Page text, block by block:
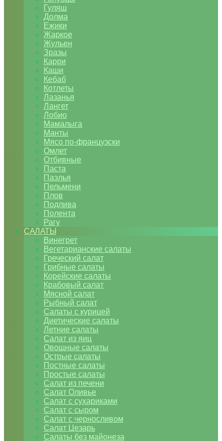
Гуляш
Долма
Ежики
Жаркое
Жульен
Зразы
Карри
Каши
Кебаб
Котлеты
Лазанья
Лангет
Лобио
Мамалыга
Манты
Мясо по-французски
Омлет
Отбивные
Паста
Паэлья
Пельмени
Плов
Подлива
Полента
Рагу
САЛАТЫ
Винегрет
Вегетарианские салаты
Греческий салат
Грибные салаты
Корейские салаты
Крабовый салат
Мясной салат
Рыбный салат
Салаты с курицей
Диетические салаты
Летние салаты
Салат из яиц
Овощные салаты
Острые салаты
Постные салаты
Простые салаты
Салат из печени
Салат Оливье
Салат с сухариками
Салат с сыром
Салат с черносливом
Салат Цезарь
Салаты без майонеза